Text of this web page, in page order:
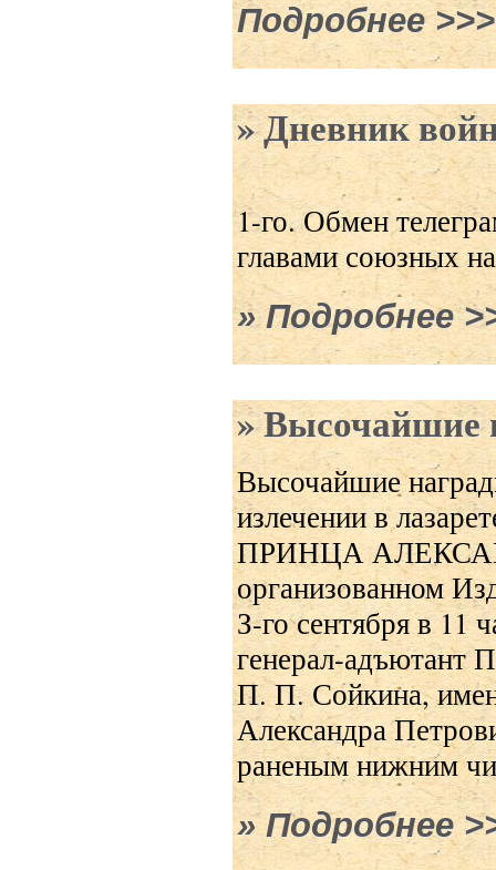
Подробнеео №46
Дневник
1-го.Обмен
главами союзных
Подробнеео
Высочайшие
Высочайшие
излечении в
ПРИНЦА
организованном
З-го сентября в 11
генерал-адъютант
П. П. Сойкина,
Александра
раненым нижним
Подробнее о